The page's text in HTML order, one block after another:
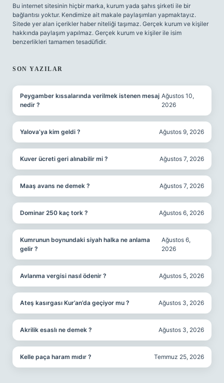
Bu internet sitesinin hiçbir marka, kurum yada şahıs şirketi ile bir
bağlantısı yoktur. Kendimize ait makale paylaşımları yapmaktayız.
Sitede yer alan içerikler haber niteliği taşımaz. Gerçek kurum ve kişiler
hakkında paylaşım yapılmaz. Gerçek kurum ve kişiler ile isim
benzerlikleri tamamen tesadüfidir.
SON YAZILAR
Peygamber kıssalarında verilmek istenen mesaj
nedir ?
Ağustos 10,
2026
Yalova’ya kim geldi ? Ağustos 9, 2026
Kuver ücreti geri alınabilir mi ? Ağustos 7, 2026
Maaş avans ne demek ? Ağustos 7, 2026
Dominar 250 kaç tork ? Ağustos 6, 2026
Kumrunun boynundaki siyah halka ne anlama
gelir ?
Ağustos 6,
2026
Avlanma vergisi nasıl ödenir ? Ağustos 5, 2026
Ateş kasırgası Kur’an’da geçiyor mu ? Ağustos 3, 2026
Akrilik esaslı ne demek ? Ağustos 3, 2026
Kelle paça haram mıdır ? Temmuz 25, 2026